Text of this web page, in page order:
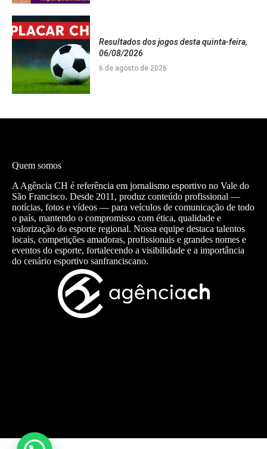
Resultados dos jogos desta quinta-feira,
06/08/2026
6 de agosto de 2026
Quem somos
A Agência CH é referência em jornalismo esportivo no Vale do
São Francisco. Desde 2011, produz conteúdo profissional —
notícias, fotos e vídeos — para veículos de comunicação de todo
o país, mantendo o compromisso com ética, qualidade e
valorização do esporte regional. Nossa equipe destaca talentos
locais, competições amadoras, profissionais e grandes nomes e
eventos do esporte, fortalecendo a visibilidade e a importância
do cenário esportivo sanfranciscano.